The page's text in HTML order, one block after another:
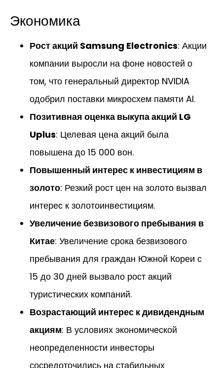
Экономика
Рост акций Samsung Electronics: Акции
компании выросли на фоне новостей о
том, что генеральный директор NVIDIA
одобрил поставки микросхем памяти AI.
Позитивная оценка выкупа акций LG
Uplus: Целевая цена акций была
повышена до 15 000 вон.
Повышенный интерес к инвестициям в
золото: Резкий рост цен на золото вызвал
интерес к золотоинвестициям.
Увеличение безвизового пребывания в
Китае: Увеличение срока безвизового
пребывания для граждан Южной Кореи с
15 до 30 дней вызвало рост акций
туристических компаний.
Возрастающий интерес к дивидендным
акциям: В условиях экономической
неопределенности инвесторы
сосредоточились на стабильных